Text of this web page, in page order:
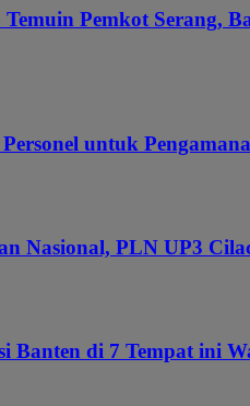
Pemkot Serang,
untuk
Nasional, PLN UP3
Banten di 7 Tempat ini